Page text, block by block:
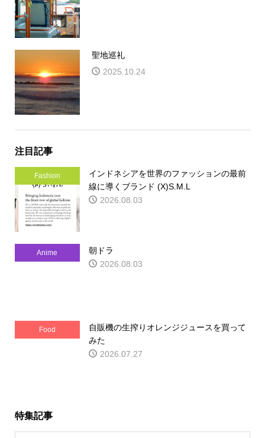
聖地巡礼
2025.10.24
注目記事
Fashion
インドネシアを世界のファッションの最前
線に導くブランド (X)S.M.L
2026.08.03
Anime
朝ドラ
2026.08.03
Food
自販機の生搾りオレンジジュースを買って
みた
2026.07.27
特集記事